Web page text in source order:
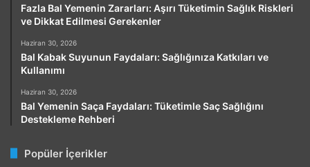
Fazla Bal Yemenin Zararları: Aşırı Tüketimin Sağlık Riskleri
ve Dikkat Edilmesi Gerekenler
Haziran 30, 2026
Bal Kabak Suyunun Faydaları: Sağlığınıza Katkıları ve
Kullanımı
Haziran 30, 2026
Bal Yemenin Saça Faydaları: Tüketimle Saç Sağlığını
Destekleme Rehberi
Popüler İçerikler